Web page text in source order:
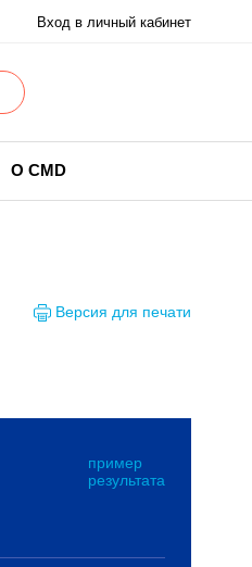
Вход в личный кабинет
О CMD
Версия для печати
пример
результата